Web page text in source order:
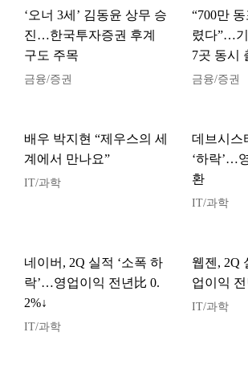
‘오너 3세’ 김동윤 상무 승
진…한국투자증권 후계
구도 주목
금융/증권
“700만
렸다”…
7곳 동시
금융/증권
배우 박지현 “제우스의 세
계에서 만나요”
IT/과학
데브시스
‘하락’…
환
IT/과학
네이버, 2Q 실적 ‘소폭 하
락’…영업이익 전년比 0.
2%↓
IT/과학
웹젠, 2Q
업이익 전
IT/과학